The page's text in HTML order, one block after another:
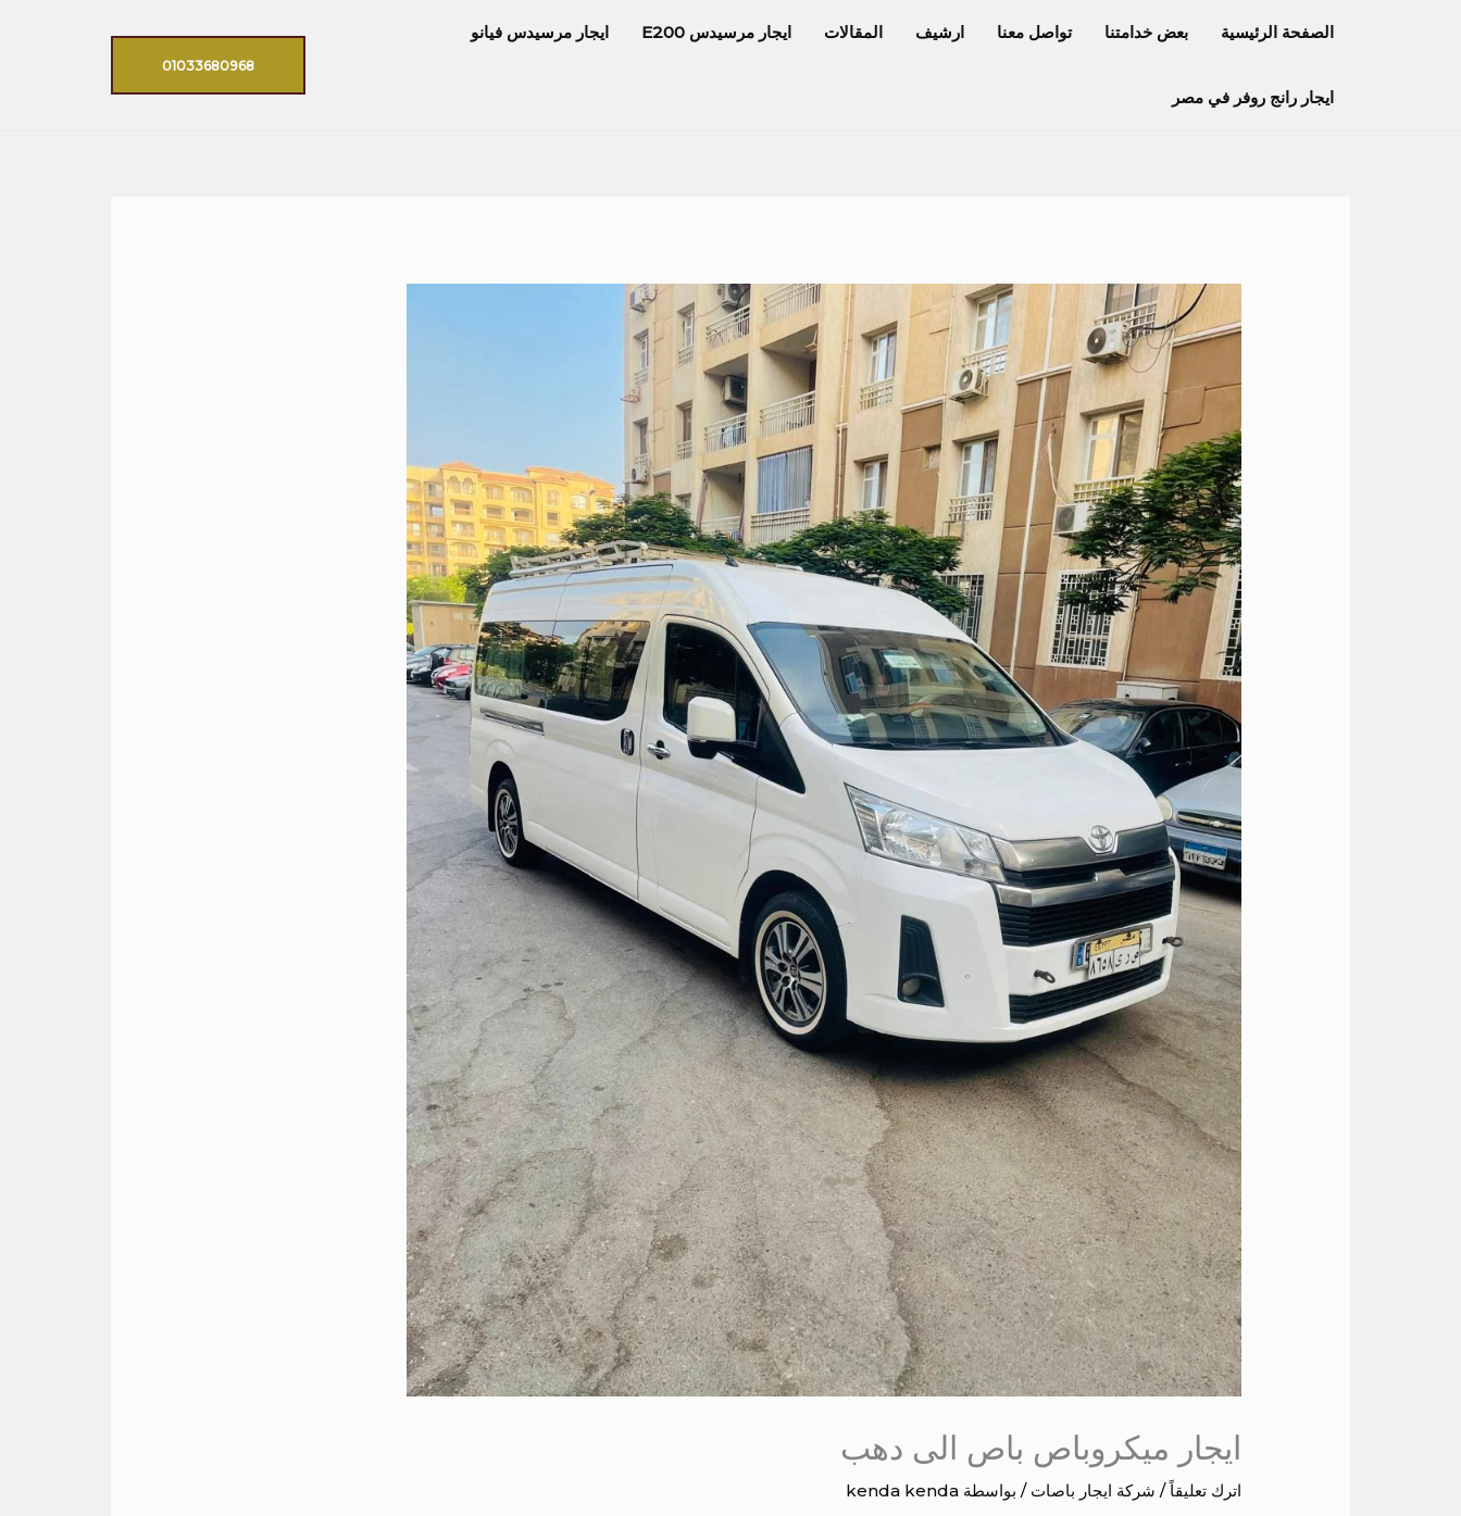
الصفحة الرئيسية بعض خدامتنا تواصل معنا ارشيف المقالات ايجار مرسيدس E200 ايجار مرسيدس فيانو
ايجار رانج روفر في مصر
01033680968
ايجار ميكروباص باص الى دهب
اترك تعليقاً / شركة ايجار باصات / بواسطة kenda kenda